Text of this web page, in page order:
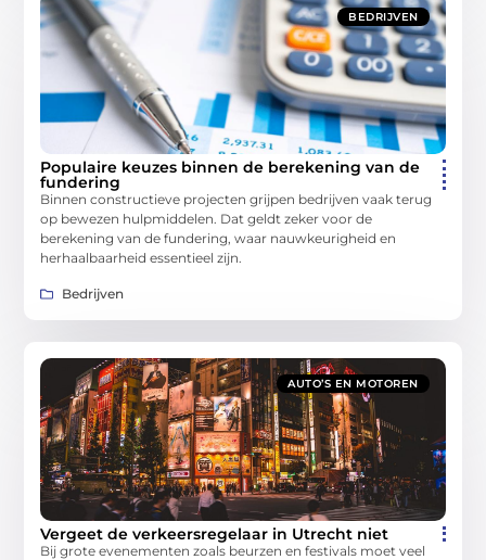
BEDRIJVEN
Populaire keuzes binnen de berekening van de
fundering
Binnen constructieve projecten grijpen bedrijven vaak terug
op bewezen hulpmiddelen. Dat geldt zeker voor de
berekening van de fundering, waar nauwkeurigheid en
herhaalbaarheid essentieel zijn.
Bedrijven
AUTO’S EN MOTOREN
Vergeet de verkeersregelaar in Utrecht niet
Bij grote evenementen zoals beurzen en festivals moet veel